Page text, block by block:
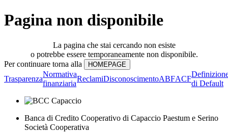
Pagina non disponibile
La pagina che stai cercando non esiste
o potrebbe essere temporaneamente non disponibile.
Per continuare torna alla
Trasparenza
Normativa
finanziaria
ReclamiDisconoscimentoABFACF
di Default
Banca di Credito Cooperativo di Capaccio Paestum e Serino
Società Cooperativa